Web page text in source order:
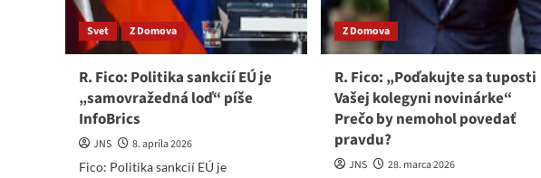
Moskvy
Video
Svet Z Domova
R. Fico: Politika sankcií EÚ je
„samovražedná loď“ píše
InfoBrics
JNS
8. apríla 2026
Fico: Politika sankcií EÚ je
Z Domova
R. Fico: „Poďakujte sa tuposti
Vašej kolegyni novinárke“
Prečo by nemohol povedať
pravdu?
JNS
28. marca 2026